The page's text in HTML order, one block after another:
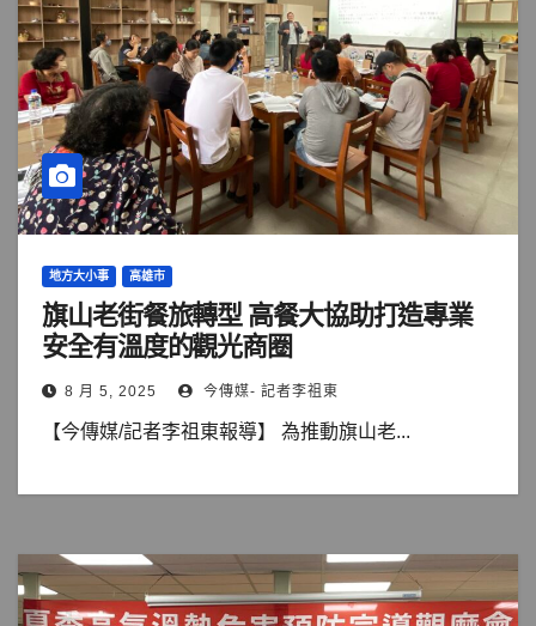
地方大小事 高雄市
旗山老街餐旅轉型 高餐大協助打造專業
安全有溫度的觀光商圈
8 月 5, 2025 今傳媒- 記者李祖東
【今傳媒/記者李祖東報導】 為推動旗山老...